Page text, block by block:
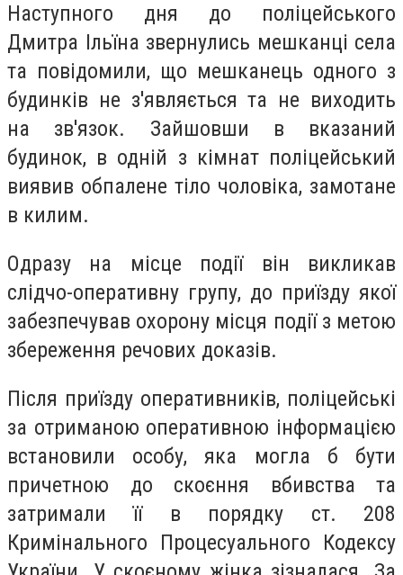
Наступного дня до поліцейського
Дмитра Ільїна звернулись мешканці села
та повідомили, що мешканець одного з
будинків не з'являється та не виходить
на зв'язок. Зайшовши в вказаний
будинок, в одній з кімнат поліцейський
виявив обпалене тіло чоловіка, замотане
в килим.
Одразу на місце події він викликав
слідчо-оперативну групу, до приїзду якої
забезпечував охорону місця події з метою
збереження речових доказів.
Після приїзду оперативників, поліцейські
за отриманою оперативною інформацією
встановили особу, яка могла б бути
причетною до скоєння вбивства та
затримали її в порядку ст. 208
Кримінального Процесуального Кодексу